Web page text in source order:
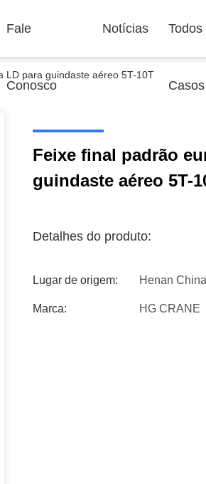
Fale
Conosco
Notícias Todos
Casos
LD para guindaste aéreo 5T-10T
Feixe final padrão
guindaste aéreo 5T-
Detalhes do produto:
Lugar de origem: Henan China
Marca: HG CRANE